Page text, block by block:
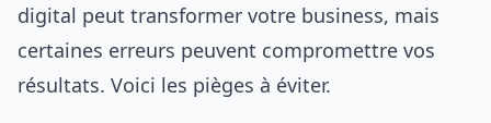
digital peut transformer votre business, mais
certaines erreurs peuvent compromettre vos
résultats. Voici les pièges à éviter.